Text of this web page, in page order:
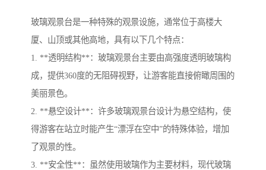
玻璃观景台是一种特殊的观景设施，通常位于高楼大
厦、山顶或其他高地，具有以下几个特点：
1. **透明结构**：玻璃观景台主要由高强度透明玻璃构
成，提供360度的无阻碍视野，让游客能直接俯瞰周围的
美丽景色。
2. **悬空设计**：许多玻璃观景台设计为悬空结构，使
得游客在站立时能产生“漂浮在空中”的特殊体验，增加
了观景的性。
3. **安全性**：虽然使用玻璃作为主要材料，现代玻璃